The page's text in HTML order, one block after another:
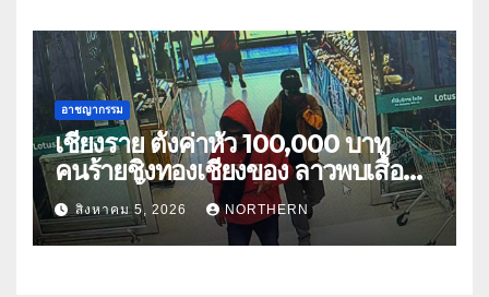
อาชญากรรม
เชียงราย ตั้งค่าหัว 100,000 บาท
คนร้ายชิงทองเชียงของ ลาวพบเสื้อผ้า
คนร้ายตั้งจุดตรวจตามเส้นทาง
สิงหาคม 5, 2026 NORTHERN